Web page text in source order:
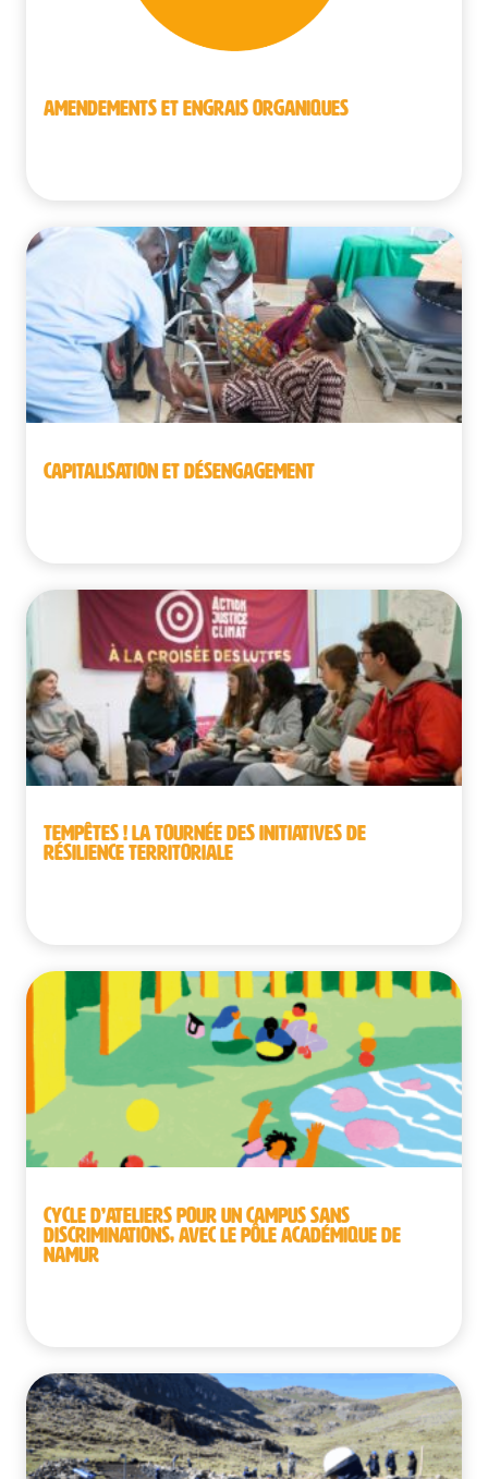
AMENDEMENTS ET ENGRAIS ORGANIQUES
CAPITALISATION ET DÉSENGAGEMENT
TEMPÊTES ! LA TOURNÉE DES INITIATIVES DE
RÉSILIENCE TERRITORIALE
CYCLE D’ATELIERS POUR UN CAMPUS SANS
DISCRIMINATIONS, AVEC LE PÔLE ACADÉMIQUE DE
NAMUR